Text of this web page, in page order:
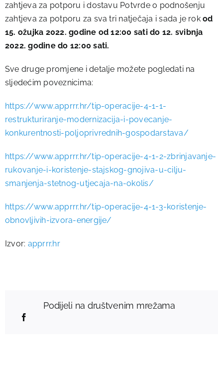
zahtjeva za potporu i dostavu Potvrde o podnošenju
zahtjeva za potporu za sva tri natječaja i sada je rokod
15. ožujka 2022. godine od 12:00 sati do 12. svibnja
2022. godine do 12:00 sati.
Sve druge promjene i detalje možete pogledati na
sljedećim poveznicima:
https://www.apprrr.hr/tip-operacije-4-1-1-
restrukturiranje-modernizacija-i-povecanje-
konkurentnosti-poljoprivrednih-gospodarstava/
https://www.apprrr.hr/tip-operacije-4-1-2-zbrinjavanje-
rukovanje-i-koristenje-stajskog-gnojiva-u-cilju-
smanjenja-stetnog-utjecaja-na-okolis/
https://www.apprrr.hr/tip-operacije-4-1-3-koristenje-
obnovljivih-izvora-energije/
Izvor: apprrr.hr
Podijeli na društvenim mrežama